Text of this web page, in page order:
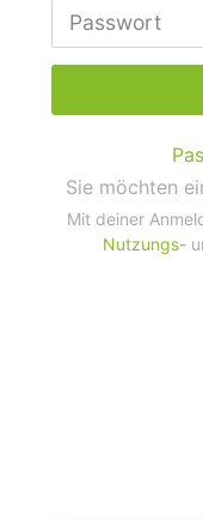
Sie möchten
Mit deiner
Nutzungs-